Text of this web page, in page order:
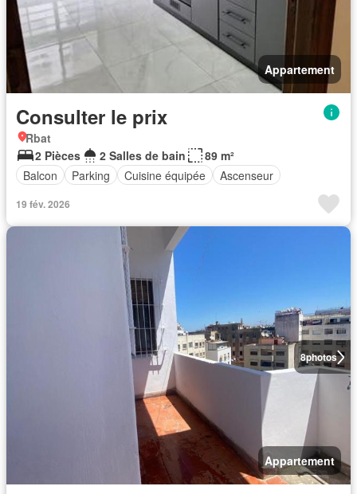
Appartement
Consulter le prix
Rbat
2 Pièces
2 Salles de bain
89 m²
Balcon
Parking Cuisine équipée Ascenseur
19 fév. 2026
8photos
Appartement